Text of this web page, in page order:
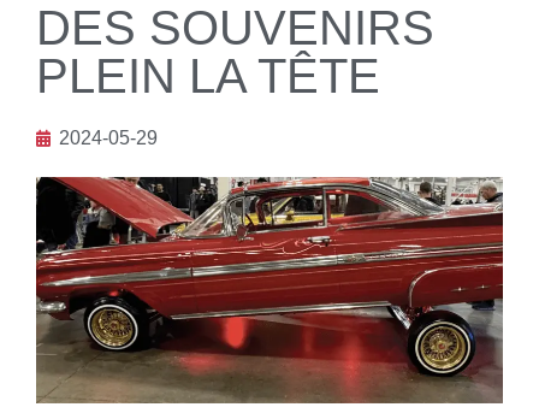
DES SOUVENIRS
PLEIN LA TÊTE
2024-05-29